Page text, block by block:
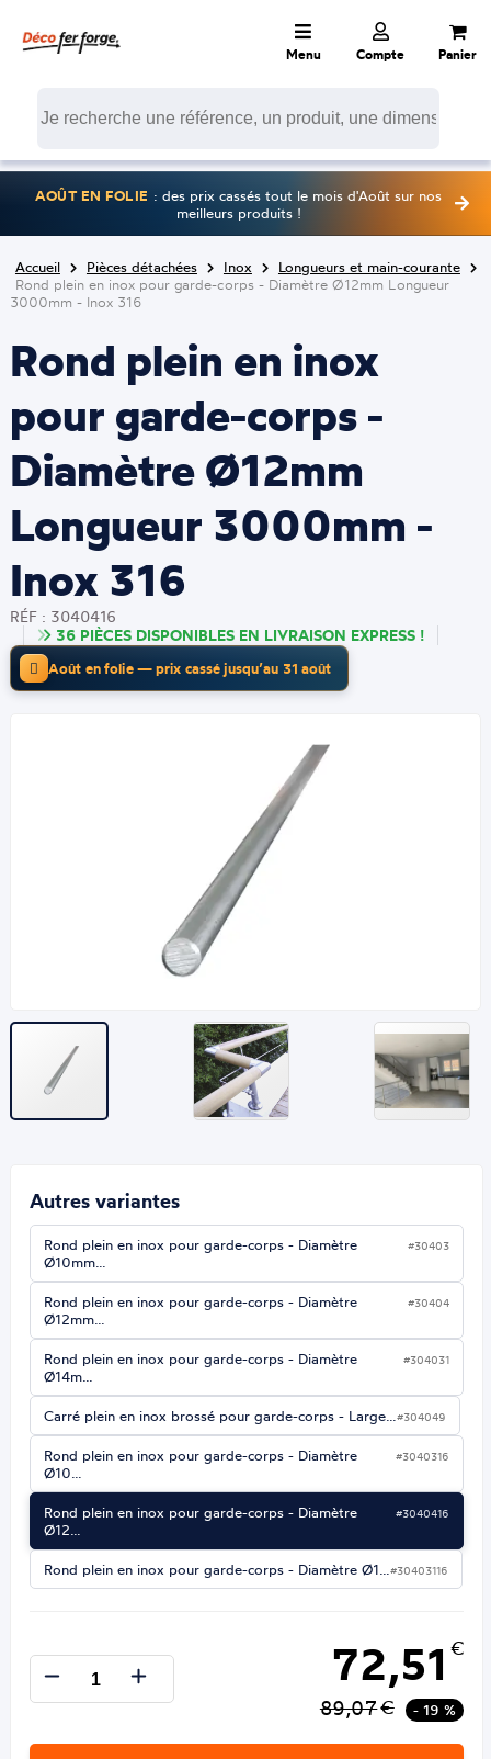
Menu Compte Panier
AOÛT EN FOLIE : des prix cassés tout le mois d'Août sur nos
meilleurs produits !
Accueil Pièces détachées Inox
Longueurs et main-courante
Rond plein en inox pour garde-corps - Diamètre Ø12mm Longueur
3000mm - Inox 316
Rond plein en inox
pour garde-corps -
Diamètre Ø12mm
Longueur 3000mm -
Inox 316
RÉF : 3040416
36 PIÈCES DISPONIBLES EN LIVRAISON EXPRESS !
Août en folie — prix cassé jusqu’au 31 août
Autres variantes
Rond plein en inox pour garde-corps - Diamètre
Ø10mm…
#30403
Rond plein en inox pour garde-corps - Diamètre
Ø12mm…
#30404
Rond plein en inox pour garde-corps - Diamètre
Ø14m…
#304031
Carré plein en inox brossé pour garde-corps - Large…#304049
Rond plein en inox pour garde-corps - Diamètre
Ø10…
#3040316
Rond plein en inox pour garde-corps - Diamètre
Ø12…
#3040416
Rond plein en inox pour garde-corps - Diamètre Ø1…#30403116
72,51 €
89,07€ - 19 %